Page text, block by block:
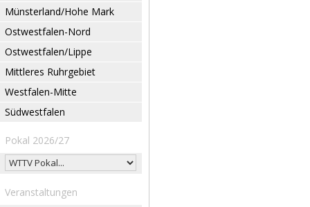
Münsterland/Hohe Mark
Ostwestfalen-Nord
Ostwestfalen/Lippe
Mittleres Ruhrgebiet
Westfalen-Mitte
Südwestfalen
Pokal 2026/27
Veranstaltungen